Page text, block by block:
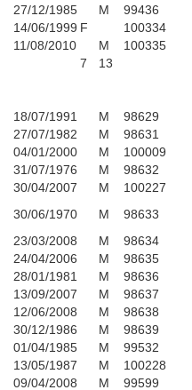
27/12/1985 M
99436
14/06/1999 F
100334
11/08/2010 M
100335
7
13
18/07/1991 M
98629
27/07/1982 M
98631
04/01/2000 M
100009
31/07/1976 M
98632
30/04/2007 M
100227
30/06/1970 M
98633
23/03/2008 M
98634
24/04/2006 M
98635
28/01/1981 M
98636
13/09/2007 M
98637
12/06/2008 M
98638
30/12/1986 M
98639
01/04/1985 M
99532
13/05/1987 M
100228
09/04/2008 M
99599